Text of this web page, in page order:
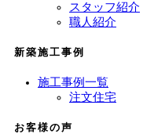
スタッフ紹介
職人紹介
新築施工事例
施工事例一覧
注文住宅
お客様の声